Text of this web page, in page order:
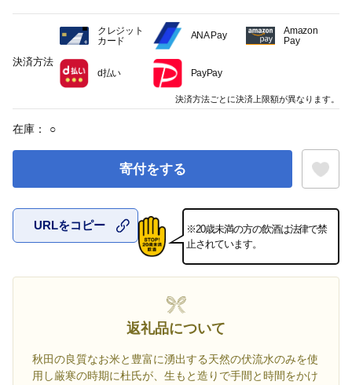
在庫： ○
寄付をする
お気に入
URLをコピー
※20歳未満の方の飲酒は法律で禁
止されています。
返礼品について
秋田の良質なお米と豊富に湧出する天然の伏流水のみを使
用し厳寒の時期に杜氏が、生もと造りで手間と時間をかけ
決済方法
クレジット
カード
ANA Pay
Amazon
Pay
d払い PayPay
決済方法ごとに決済上限額が異なります。